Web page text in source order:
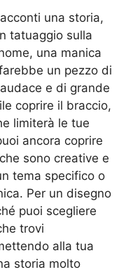
una storia,
tatuaggio sulla
una manica
un pezzo di
e di grande
coprire il braccio,
limiterà le tue
ancora coprire
sono creative e
tema specifico o
Per un disegno
puoi scegliere
trovi
alla tua
storia molto